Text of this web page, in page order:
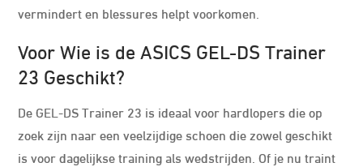
vermindert en blessures helpt voorkomen.
Voor Wie is de ASICS GEL-DS Trainer
23 Geschikt?
De GEL-DS Trainer 23 is ideaal voor hardlopers die op
zoek zijn naar een veelzijdige schoen die zowel geschikt
is voor dagelijkse training als wedstrijden. Of je nu traint